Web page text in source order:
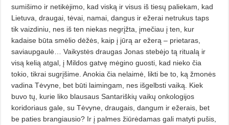
sumišimo ir netikėjimo, kad viską ir visus iš tiesų paliekam, kad
Lietuva, draugai, tėvai, namai, dangus ir ežerai netrukus taps
tik vaizdiniu, nes iš ten niekas negrįžta, įmečiau į ten, kur
kadaise būta smėlio dėžės, kaip į jūrą ar ežerą – prietaras,
saviaupgaulė… Vaikystės draugas Jonas stebėjo tą ritualą ir
visą kelią atgal, į Mildos gatvę mėgino guosti, kad nieko čia
tokio, tikrai sugrįšime. Anokia čia nelaimė, likti be to, ką žmonės
vadina Tėvyne, bet būti laimingam, nes išgelbsti vaiką. Kiek
buvo tų, kurie liko blausaus San­tariškių vaikų onkologijos
koridoriaus gale, su Tėvyne, draugais, dan­gum ir ežerais, bet
be paties brangiausio? Ir į palmes žiūrėdamas gali matyti pušis,